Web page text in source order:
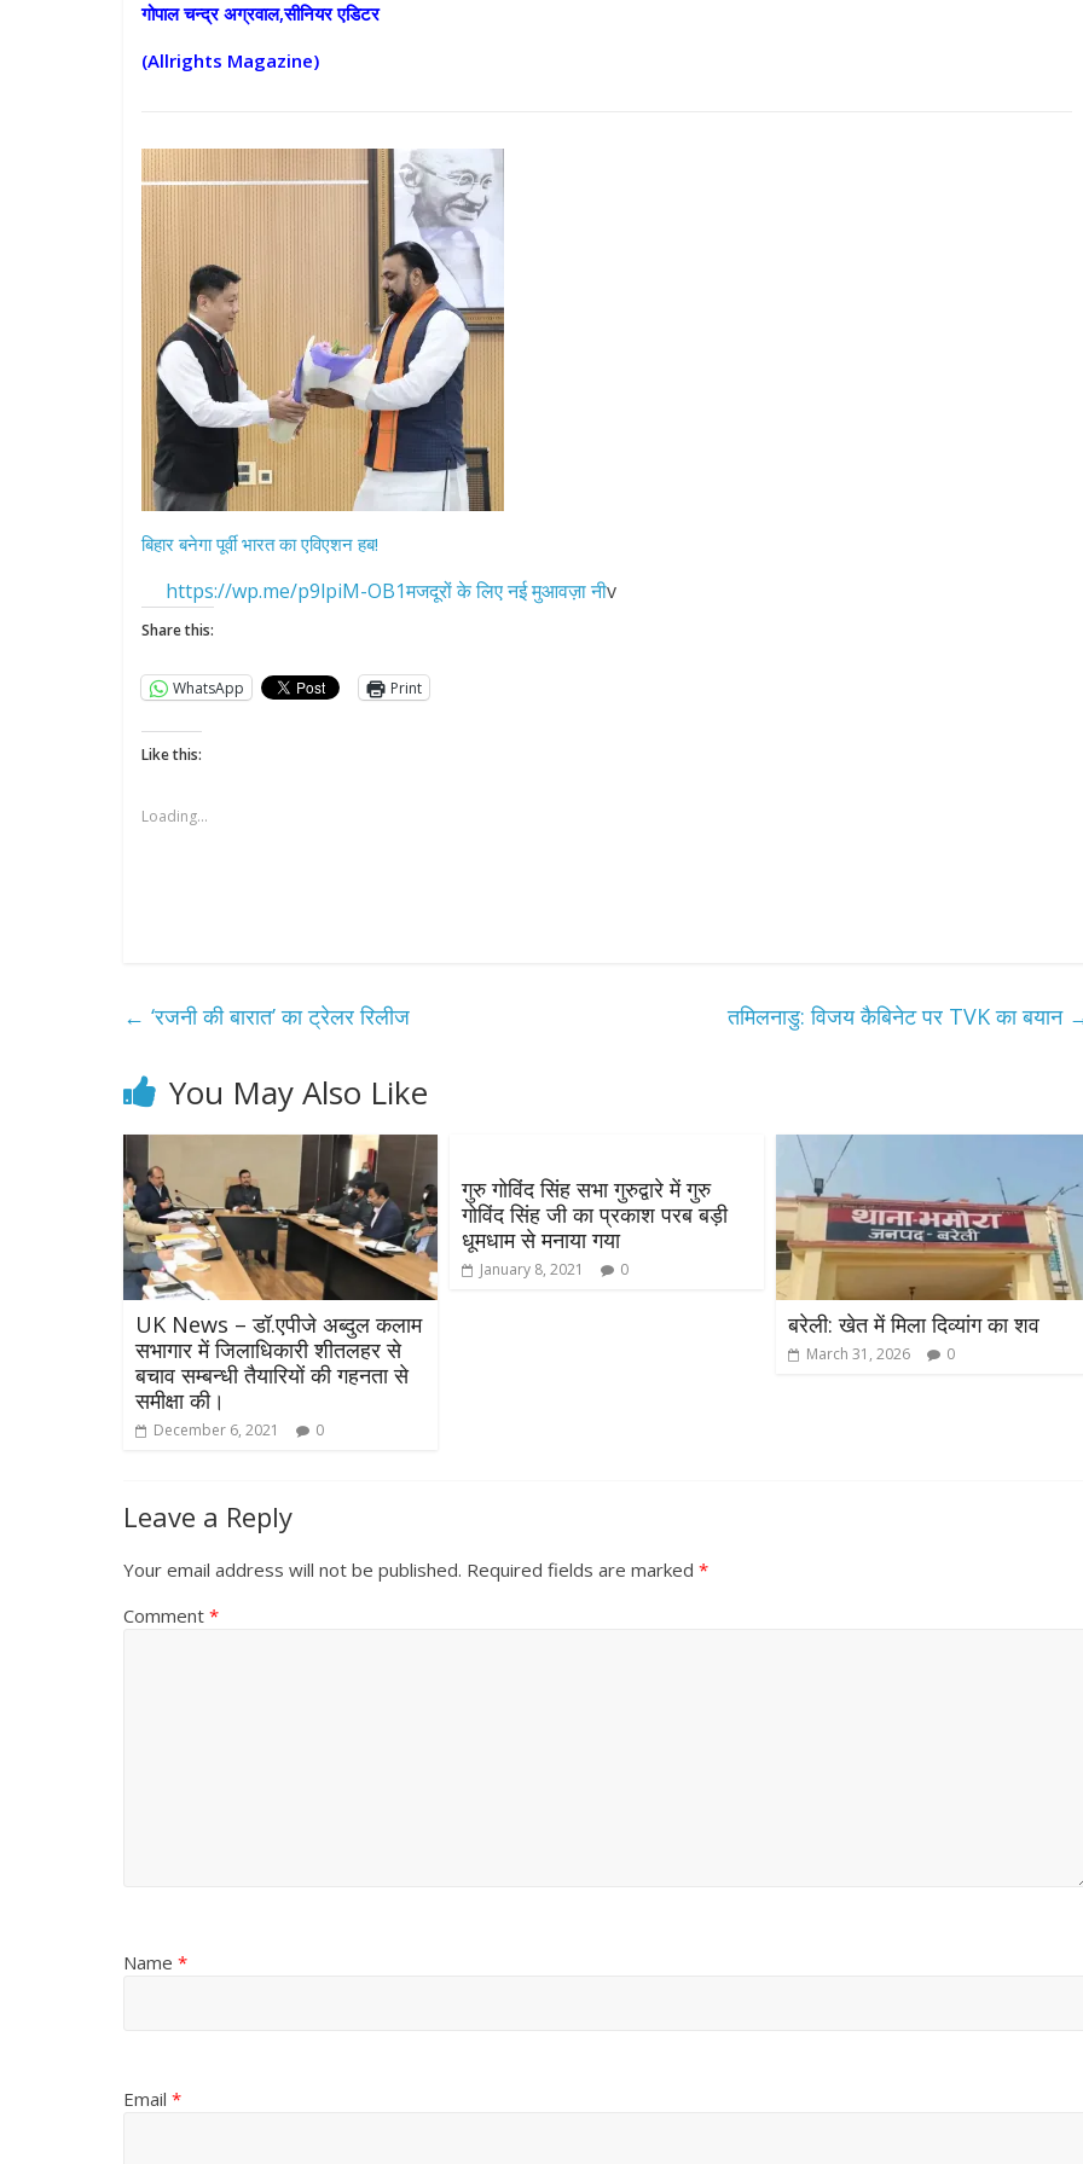
गोपाल चन्द्र अग्रवाल,सीनियर एडिटर
(Allrights Magazine)
बिहार बनेगा पूर्वी भारत का एविएशन हब!
https://wp.me/p9lpiM-OB1मजदूरों के लिए नई मुआवज़ा नीv
Share this:
WhatsApp Print
Like this:
Loading...
← ‘रजनी की बारात’ का ट्रेलर रिलीज तमिलनाडु: विजय कैबिनेट पर TVK का बयान
You May Also Like
UK News – डॉ.एपीजे अब्दुल कलाम
सभागार में जिलाधिकारी शीतलहर से
बचाव सम्बन्धी तैयारियों की गहनता से
समीक्षा की।
December 6, 2021 0
गुरु गोविंद सिंह सभा गुरुद्वारे में गुरु
गोविंद सिंह जी का प्रकाश परब बड़ी
धूमधाम से मनाया गया
January 8, 2021 0
बरेली: खेत में मिला दिव्यांग का शव
March 31, 2026 0
Leave a Reply
Your email address will not be published. Required fields are marked *
Comment *
Name *
Email *
All Rights News
Pradesh
समाजवादी पार्टी ने किया महंगाई के
खिलाफ प्रदर्शन
August 4, 2021